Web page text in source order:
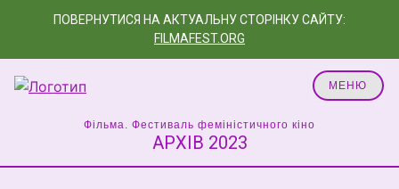
ПОВЕРНУТИСЯ НА АКТУАЛЬНУ СТОРІНКУ САЙТУ:
FILMAFEST.ORG
МЕНЮ
Фільма. Фестиваль феміністичного кіно
АРХІВ 2023